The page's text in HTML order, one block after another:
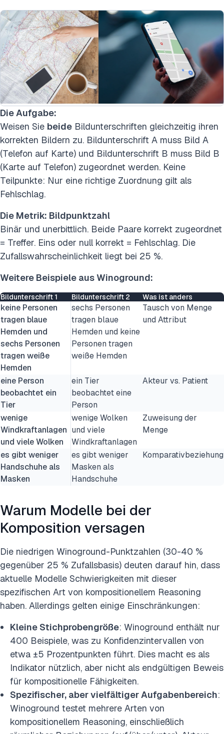
Die Aufgabe:
Weisen Sie beide Bildunterschriften gleichzeitig ihren
korrekten Bildern zu. Bildunterschrift A muss Bild A
(Telefon auf Karte) und Bildunterschrift B muss Bild B
(Karte auf Telefon) zugeordnet werden. Keine
Teilpunkte: Nur eine richtige Zuordnung gilt als
Fehlschlag.
Die Metrik: Bildpunktzahl
Binär und unerbittlich. Beide Paare korrekt zugeordnet
= Treffer. Eins oder null korrekt = Fehlschlag. Die
Zufallswahrscheinlichkeit liegt bei 25 %.
Weitere Beispiele aus Winoground:
Bildunterschrift 1 Bildunterschrift 2 Was ist anders
keine Personen
tragen blaue
Hemden und
sechs Personen
tragen weiße
Hemden
sechs Personen
tragen blaue
Hemden und keine
Personen tragen
weiße Hemden
Tausch von Menge
und Attribut
eine Person
beobachtet ein
Tier
ein Tier
beobachtet eine
Person
Akteur vs. Patient
wenige
Windkraftanlagen
und viele Wolken
wenige Wolken
und viele
Windkraftanlagen
Zuweisung der
Menge
es gibt weniger
Handschuhe als
Masken
es gibt weniger
Masken als
Handschuhe
Komparativbeziehung
Warum Modelle bei der
Komposition versagen
Die niedrigen Winoground-Punktzahlen (30-40 %
gegenüber 25 % Zufallsbasis) deuten darauf hin, dass
aktuelle Modelle Schwierigkeiten mit dieser
spezifischen Art von kompositionellem Reasoning
haben. Allerdings gelten einige Einschränkungen:
Kleine Stichprobengröße: Winoground enthält nur
400 Beispiele, was zu Konfidenzintervallen von
etwa ±5 Prozentpunkten führt. Dies macht es als
Indikator nützlich, aber nicht als endgültigen Beweis
für kompositionelle Fähigkeiten.
Spezifischer, aber vielfältiger Aufgabenbereich:
Winoground testet mehrere Arten von
kompositionellem Reasoning, einschließlich